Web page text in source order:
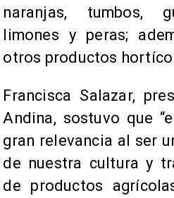
naranjas, tumbos,
limones y peras;
otros productos
Francisca Salazar,
Andina, sostuvo que
gran relevancia al ser
de nuestra cultura y
de productos